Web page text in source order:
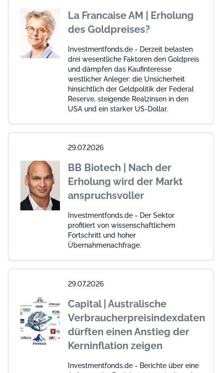
La Francaise AM | Erholung
des Goldpreises?
Investmentfonds.de - Derzeit belasten
drei wesentliche Faktoren den Goldpreis
und dämpfen das Kaufinteresse
westlicher Anleger: die Unsicherheit
hinsichtlich der Geldpolitik der Federal
Reserve, steigende Realzinsen in den
USA und ein starker US-Dollar.
29.07.2026
BB Biotech | Nach der
Erholung wird der Markt
anspruchsvoller
Investmentfonds.de - Der Sektor
profitiert von wissenschaftlichem
Fortschritt und hoher
Übernahmenachfrage.
29.07.2026
Capital | Australische
Verbraucherpreisindexdaten
dürften einen Anstieg der
Kerninflation zeigen
Investmentfonds.de - Berichte über eine